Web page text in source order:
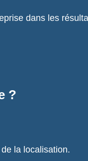
dans les
?
la localisation.